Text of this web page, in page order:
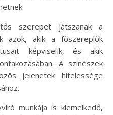
szerepet játszanak a
azok, akik a főszereplők
képviselik, és akik
A színészek
jelenetek hitelessége
munkája is kiemelkedő,